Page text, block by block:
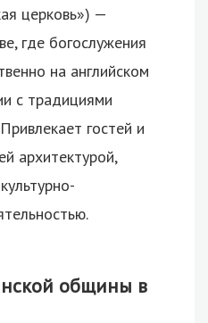
церковь») —
где богослужения
на английском
с традициями
гостей и
архитектурой,
общины в